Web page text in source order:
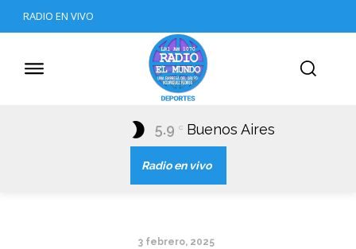
RADIO EN VIVO
5.9 C Buenos Aires
Radio en vivo
3 febrero, 2025